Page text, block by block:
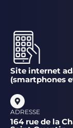
Site internet
(smartphones
ADRESSE
164 rue de la